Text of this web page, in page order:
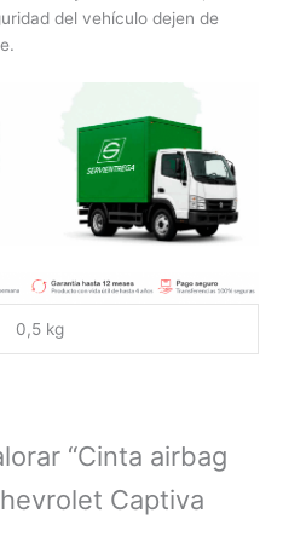
del vehículo dejen de
0,5 kg
“Cinta airbag
Captiva